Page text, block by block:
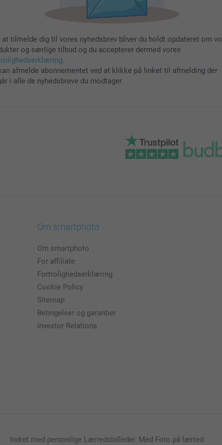
at tilmelde dig til vores nyhedsbrev bliver du holdt opdateret om
og særlige tilbud og du accepterer dermed vores
.
afmelde abonnementet ved at klikke på linket til afmelding der
i alle de nyhedsbreve du modtager.
Om smartphoto
Om smartphoto
For affiliate
Fortrolighedserklæring
Cookie Policy
Sitemap
Betingelser og garantier
Investor Relations
Indret med personlige Lærredsbilleder. Med Foto på lærred